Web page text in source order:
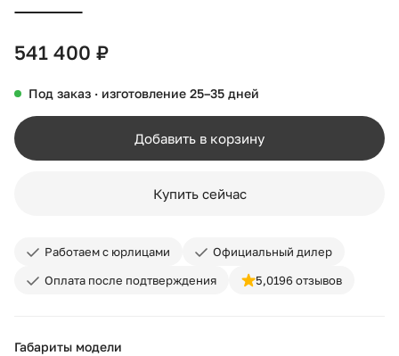
541 400 ₽
Под заказ · изготовление 25–35 дней
Добавить в корзину
Купить сейчас
Работаем с юрлицами
Официальный дилер
Оплата после подтверждения
5,0196 отзывов
Габариты модели